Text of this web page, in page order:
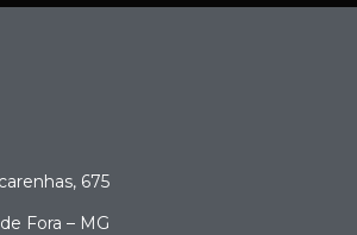
675
Fora – MG